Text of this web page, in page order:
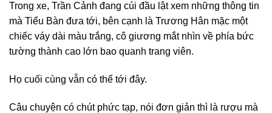
Trong xe, Trần Cảnh đang cúi đầu lật xem những thông tin
mà Tiểu Bàn đưa tới, bên cạnh là Trương Hân mặc một
chiếc váy dài màu trắng, cô giương mắt nhìn về phía bức
tường thành cao lớn bao quanh trang viên.
Họ cuối cùng vẫn có thể tới đây.
Câu chuyện có chút phức tạp, nói đơn giản thì là rượu mà